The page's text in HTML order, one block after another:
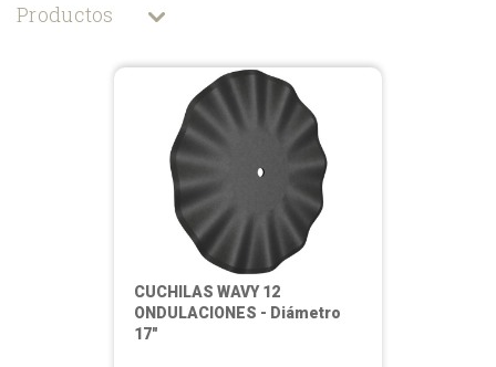
Productos
CUCHILAS WAVY 12
ONDULACIONES - Diámetro
17"